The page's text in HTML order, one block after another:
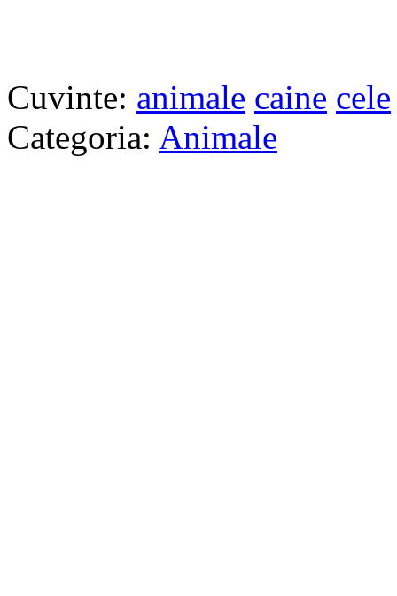
Cuvinte: animale caine cele
Categoria: Animale